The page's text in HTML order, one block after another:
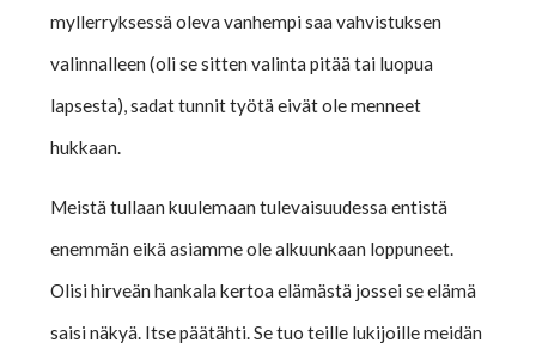
myllerryksessä oleva vanhempi saa vahvistuksen
valinnalleen (oli se sitten valinta pitää tai luopua
lapsesta), sadat tunnit työtä eivät ole menneet
hukkaan.
Meistä tullaan kuulemaan tulevaisuudessa entistä
enemmän eikä asiamme ole alkuunkaan loppuneet.
Olisi hirveän hankala kertoa elämästä jossei se elämä
saisi näkyä. Itse päätähti. Se tuo teille lukijoille meidän